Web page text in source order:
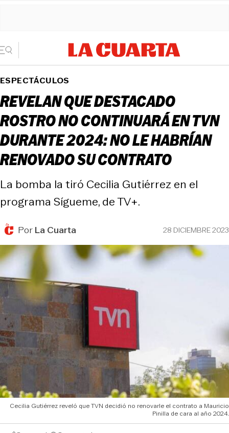
ESPECTÁCULOS
REVELAN QUE DESTACADO
ROSTRO NO CONTINUARÁ EN TVN
DURANTE 2024: NO LE HABRÍAN
RENOVADO SU CONTRATO
La bomba la tiró Cecilia Gutiérrez en el
programa Sígueme, de TV+.
PorLa Cuarta 28 DICIEMBRE 2023
Cecilia Gutiérrez reveló que TVN decidió no renovarle el contrato a Mauricio
Pinilla de cara al año 2024.